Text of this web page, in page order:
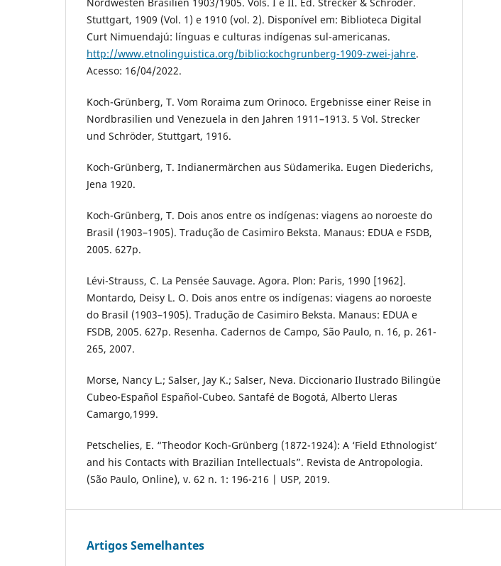
Stuttgart, 1909 (Vol. 1) e 1910 (vol. 2). Disponível em: Biblioteca Digital
Curt Nimuendajú: línguas e culturas indígenas sul-americanas.
http://www.etnolinguistica.org/biblio:kochgrunberg-1909-zwei-jahre.
Acesso: 16/04/2022.
Koch-Grünberg, T. Vom Roraima zum Orinoco. Ergebnisse einer Reise in
Nordbrasilien und Venezuela in den Jahren 1911–1913. 5 Vol. Strecker
und Schröder, Stuttgart, 1916.
Koch-Grünberg, T. Indianermärchen aus Südamerika. Eugen Diederichs,
Jena 1920.
Koch-Grünberg, T. Dois anos entre os indígenas: viagens ao noroeste do
Brasil (1903–1905). Tradução de Casimiro Beksta. Manaus: EDUA e FSDB,
2005. 627p.
Lévi-Strauss, C. La Pensée Sauvage. Agora. Plon: Paris, 1990 [1962].
Montardo, Deisy L. O. Dois anos entre os indígenas: viagens ao noroeste
do Brasil (1903–1905). Tradução de Casimiro Beksta. Manaus: EDUA e
FSDB, 2005. 627p. Resenha. Cadernos de Campo, São Paulo, n. 16, p. 261-
265, 2007.
Morse, Nancy L.; Salser, Jay K.; Salser, Neva. Diccionario Ilustrado Bilingüe
Cubeo-Español Español-Cubeo. Santafé de Bogotá, Alberto Lleras
Camargo,1999.
Petschelies, E. “Theodor Koch-Grünberg (1872-1924): A ‘Field Ethnologist’
and his Contacts with Brazilian Intellectuals”. Revista de Antropologia.
(São Paulo, Online), v. 62 n. 1: 196-216 | USP, 2019.
Artigos Semelhantes